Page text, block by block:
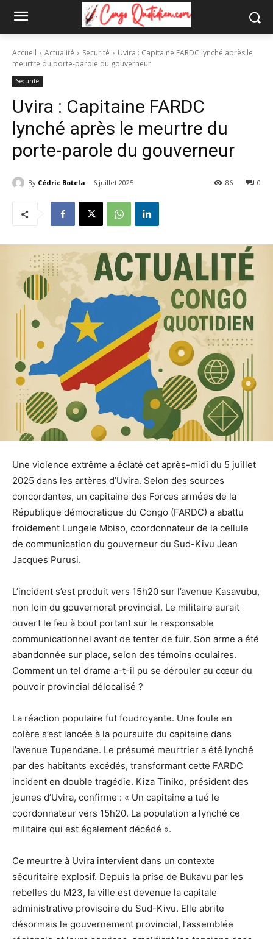
Accueil Actualité Securité
Uvira : Capitaine FARDC lynché après le
meurtre du porte-parole du gouverneur
Securité
Uvira : Capitaine FARDC
lynché après le meurtre du
porte-parole du gouverneur
By Cédric Botela 6 juillet 2025 0
86
Une violence extrême a éclaté cet après-midi du 5 juillet
2025 dans les artères d’Uvira. Selon des sources
concordantes, un capitaine des Forces armées de la
République démocratique du Congo (FARDC) a abattu
froidement Lungele Mbiso, coordonnateur de la cellule
de communication du gouverneur du Sud-Kivu Jean
Jacques Purusi.
L’incident s’est produit vers 15h20 sur l’avenue Kasavubu,
non loin du gouvernorat provincial. Le militaire aurait
ouvert le feu à bout portant sur le responsable
communicationnel avant de tenter de fuir. Son arme a été
abandonnée sur place, selon des témoins oculaires.
Comment un tel drame a-t-il pu se dérouler au cœur du
pouvoir provincial délocalisé ?
La réaction populaire fut foudroyante. Une foule en
colère s’est lancée à la poursuite du capitaine dans
l’avenue Tupendane. Le présumé meurtrier a été lynché
par des habitants excédés, transformant cette FARDC
incident en double tragédie. Kiza Tiniko, président des
jeunes d’Uvira, confirme : « Un capitaine a tué le
coordonnateur vers 15h20. La population a lynché ce
militaire qui est également décédé ».
Ce meurtre à Uvira intervient dans un contexte
sécuritaire explosif. Depuis la prise de Bukavu par les
rebelles du M23, la ville est devenue la capitale
administrative provisoire du Sud-Kivu. Elle abrite
désormais le gouvernement provincial, l’assemblée